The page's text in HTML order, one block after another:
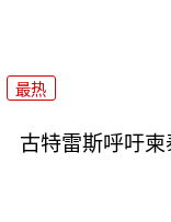
最热
古特雷斯呼吁